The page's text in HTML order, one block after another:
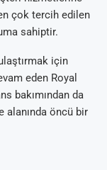
çok tercih edilen
sahiptir.
için
eden Royal
bakımından da
alanında öncü bir